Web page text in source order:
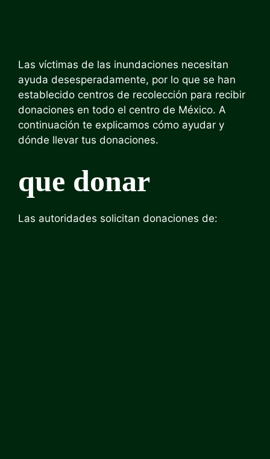
Las víctimas de las inundaciones necesitan
ayuda desesperadamente, por lo que se han
establecido centros de recolección para recibir
donaciones en todo el centro de México. A
continuación te explicamos cómo ayudar y
dónde llevar tus donaciones.
que donar
Las autoridades solicitan donaciones de: